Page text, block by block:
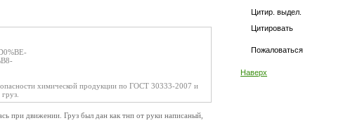
Цитир. выдел.
Цитировать
Пожаловаться
Наверх
химической продукции по ГОСТ 30333-2007 и
при движении. Груз был дан как тнп от руки написаный,